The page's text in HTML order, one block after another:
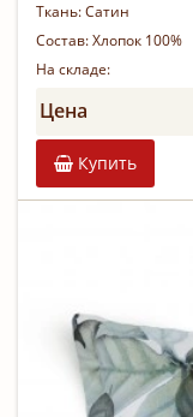
Ткань:Сатин
Состав:Хлопок 100%
На складе:
Цена
Купить